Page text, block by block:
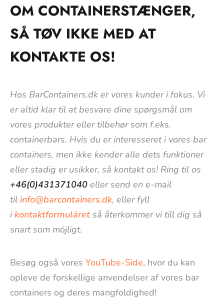
OM CONTAINERSTÆNGER,
SÅ TØV IKKE MED AT
KONTAKTE OS!
Hos BarContainers.dk er vores kunder i fokus. Vi
er altid klar til at besvare dine spørgsmål om
vores produkter eller tilbehør som f.eks.
containerbars. Hvis du er interesseret i vores bar
containers, men ikke kender alle dets funktioner
eller stadig er usikker, så kontakt os! Ring til os
+46(0)431371040 eller send en e-mail
til info@barcontainers.dk, eller fyll
i kontaktformuläret så återkommer vi till dig så
snart som möjligt.
Besøg også vores YouTube-Side, hvor du kan
opleve de forskellige anvendelser af vores bar
containers og deres mangfoldighed!